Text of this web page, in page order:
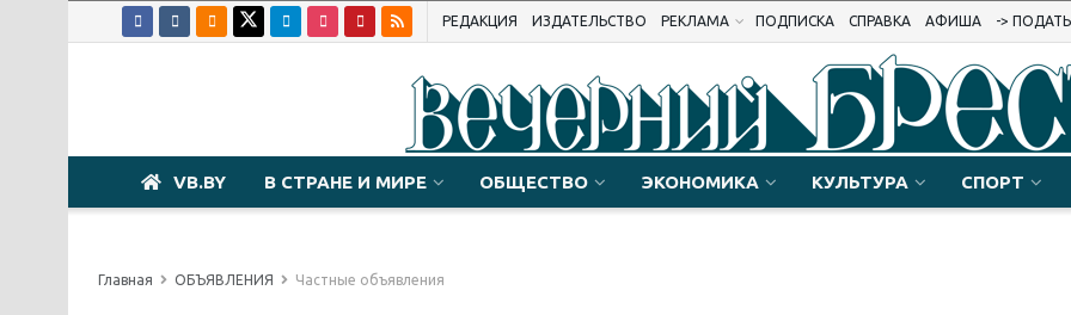
РЕДАКЦИЯ ИЗДАТЕЛЬСТВО РЕКЛАМА ПОДПИСКА СПРАВКА АФИША ->
VB.BY В СТРАНЕ И МИРЕ ОБЩЕСТВО ЭКОНОМИКА КУЛЬТУРА СПОРТ
Главная ОБЪЯВЛЕНИЯ Частные объявления